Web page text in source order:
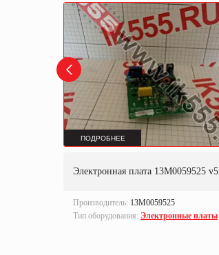
ПОДРОБНЕЕ
Электронная плата 13M0059525 v5
Производитель: 13M0059525
Тип оборудования: Электронные платы